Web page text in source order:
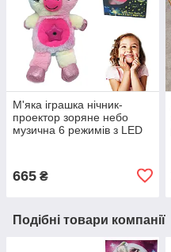
М'яка іграшка нічник-
проектор зоряне небо
музична 6 режимів з LED
665 ₴
Подібні товари компанії